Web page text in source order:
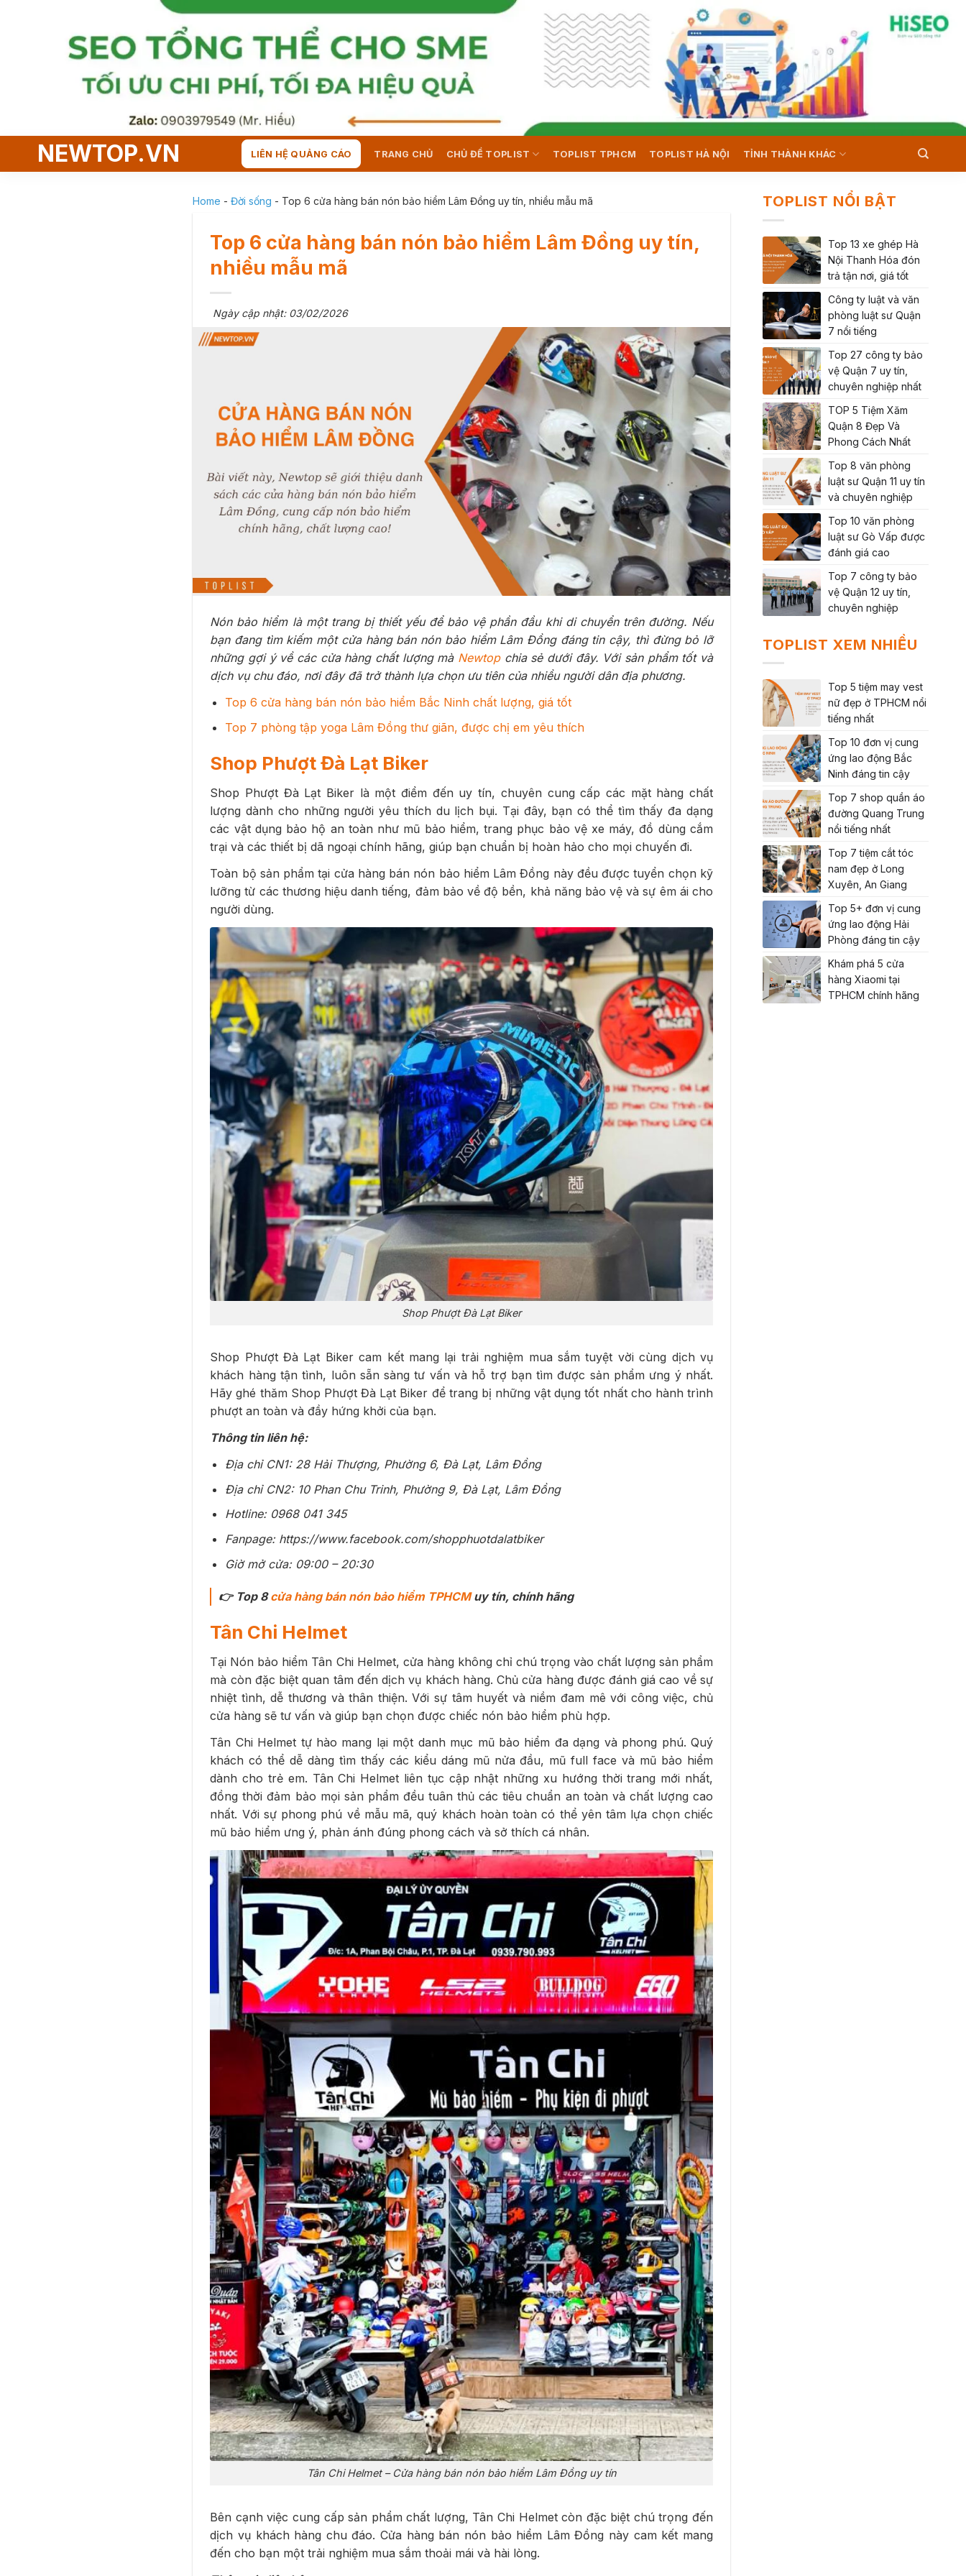
NEWTOP.VN LIÊN HỆ QUẢNG CÁO TRANG CHỦ CHỦ ĐỀ TOPLIST TOPLIST TPHCM TOPLIST HÀ NỘI TỈNH THÀNH KHÁC
Home -Đời sống - Top 6 cửa hàng bán nón bảo hiểm Lâm Đồng uy tín, nhiều mẫu mã
Top 6 cửa hàng bán nón bảo hiểm Lâm Đồng uy tín,
nhiều mẫu mã
Ngày cập nhật: 03/02/2026
Nón bảo hiểm là một trang bị thiết yếu để bảo vệ phần đầu khi di chuyển trên đường. Nếu
bạn đang tìm kiếm một cửa hàng bán nón bảo hiểm Lâm Đồng đáng tin cậy, thì đừng bỏ lỡ
những gợi ý về các cửa hàng chất lượng mà Newtopchia sẻ dưới đây. Với sản phẩm tốt và
dịch vụ chu đáo, nơi đây đã trở thành lựa chọn ưu tiên của nhiều người dân địa phương.
Top 6 cửa hàng bán nón bảo hiểm Bắc Ninh chất lượng, giá tốt
Top 7 phòng tập yoga Lâm Đồng thư giãn, được chị em yêu thích
Shop Phượt Đà Lạt Biker
Shop Phượt Đà Lạt Biker là một điểm đến uy tín, chuyên cung cấp các mặt hàng chất
lượng dành cho những người yêu thích du lịch bụi. Tại đây, bạn có thể tìm thấy đa dạng
các vật dụng bảo hộ an toàn như mũ bảo hiểm, trang phục bảo vệ xe máy, đồ dùng cắm
trại và các thiết bị dã ngoại chính hãng, giúp bạn chuẩn bị hoàn hảo cho mọi chuyến đi.
Toàn bộ sản phẩm tại cửa hàng bán nón bảo hiểm Lâm Đồng này đều được tuyển chọn kỹ
lưỡng từ các thương hiệu danh tiếng, đảm bảo về độ bền, khả năng bảo vệ và sự êm ái cho
người dùng.
Shop Phượt Đà Lạt Biker
Shop Phượt Đà Lạt Biker cam kết mang lại trải nghiệm mua sắm tuyệt vời cùng dịch vụ
khách hàng tận tình, luôn sẵn sàng tư vấn và hỗ trợ bạn tìm được sản phẩm ưng ý nhất.
Hãy ghé thăm Shop Phượt Đà Lạt Biker để trang bị những vật dụng tốt nhất cho hành trình
phượt an toàn và đầy hứng khởi của bạn.
Thông tin liên hệ:
Địa chỉ CN1: 28 Hải Thượng, Phường 6, Đà Lạt, Lâm Đồng
Địa chỉ CN2: 10 Phan Chu Trinh, Phường 9, Đà Lạt, Lâm Đồng
Hotline: 0968 041 345
Fanpage: https://www.facebook.com/shopphuotdalatbiker
Giờ mở cửa: 09:00 – 20:30
👉 Top 8cửa hàng bán nón bảo hiểm TPHCMuy tín, chính hãng
Tân Chi Helmet
Tại Nón bảo hiểm Tân Chi Helmet, cửa hàng không chỉ chú trọng vào chất lượng sản phẩm
mà còn đặc biệt quan tâm đến dịch vụ khách hàng. Chủ cửa hàng được đánh giá cao về sự
nhiệt tình, dễ thương và thân thiện. Với sự tâm huyết và niềm đam mê với công việc, chủ
cửa hàng sẽ tư vấn và giúp bạn chọn được chiếc nón bảo hiểm phù hợp.
Tân Chi Helmet tự hào mang lại một danh mục mũ bảo hiểm đa dạng và phong phú. Quý
khách có thể dễ dàng tìm thấy các kiểu dáng mũ nửa đầu, mũ full face và mũ bảo hiểm
dành cho trẻ em. Tân Chi Helmet liên tục cập nhật những xu hướng thời trang mới nhất,
đồng thời đảm bảo mọi sản phẩm đều tuân thủ các tiêu chuẩn an toàn và chất lượng cao
nhất. Với sự phong phú về mẫu mã, quý khách hoàn toàn có thể yên tâm lựa chọn chiếc
mũ bảo hiểm ưng ý, phản ánh đúng phong cách và sở thích cá nhân.
Tân Chi Helmet – Cửa hàng bán nón bảo hiểm Lâm Đồng uy tín
Bên cạnh việc cung cấp sản phẩm chất lượng, Tân Chi Helmet còn đặc biệt chú trọng đến
dịch vụ khách hàng chu đáo. Cửa hàng bán nón bảo hiểm Lâm Đồng này cam kết mang
đến cho bạn một trải nghiệm mua sắm thoải mái và hài lòng.
TOPLIST NỔI BẬT
Top 13 xe ghép Hà
Nội Thanh Hóa đón
trả tận nơi, giá tốt
Công ty luật và văn
phòng luật sư Quận
7 nổi tiếng
Top 27 công ty bảo
vệ Quận 7 uy tín,
chuyên nghiệp nhất
TOP 5 Tiệm Xăm
Quận 8 Đẹp Và
Phong Cách Nhất
Top 8 văn phòng
luật sư Quận 11 uy tín
và chuyên nghiệp
Top 10 văn phòng
luật sư Gò Vấp được
đánh giá cao
Top 7 công ty bảo
vệ Quận 12 uy tín,
chuyên nghiệp
TOPLIST XEM NHIỀU
Top 5 tiệm may vest
nữ đẹp ở TPHCM nổi
tiếng nhất
Top 10 đơn vị cung
ứng lao động Bắc
Ninh đáng tin cậy
Top 7 shop quần áo
đường Quang Trung
nổi tiếng nhất
Top 7 tiệm cắt tóc
nam đẹp ở Long
Xuyên, An Giang
Top 5+ đơn vị cung
ứng lao động Hải
Phòng đáng tin cậy
Khám phá 5 cửa
hàng Xiaomi tại
TPHCM chính hãng